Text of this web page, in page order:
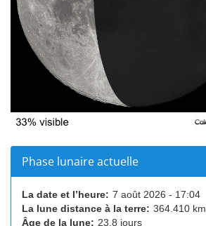
Phase lunaire actuelle
La date et l’heure: 7 août 2026 - 17:04
La lune distance à la terre: 364.410 km
Âge de la lune: 23,8 jours